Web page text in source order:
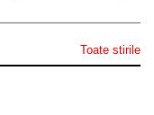
Toate stirile